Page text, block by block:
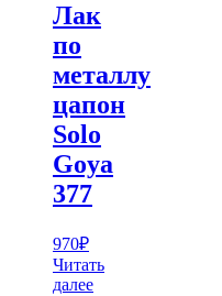
Лак
по
металлу
цапон
Solo
Goya
377
970₽
Читать
далее